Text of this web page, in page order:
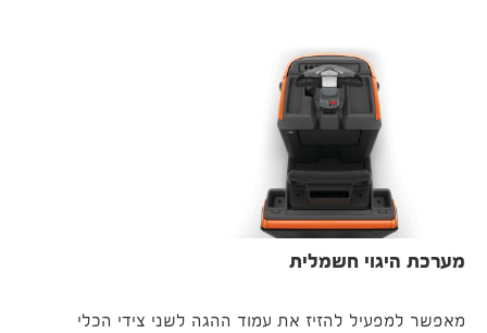
מערכת היגוי חשמלית
מאפשר למפעיל להזיז את עמוד ההגה לשני צידי הכלי